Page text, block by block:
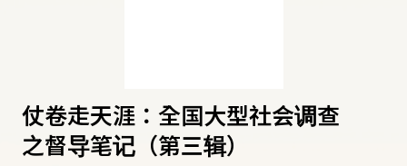
仗卷走天涯：全国大型社会调查
之督导笔记（第三辑）